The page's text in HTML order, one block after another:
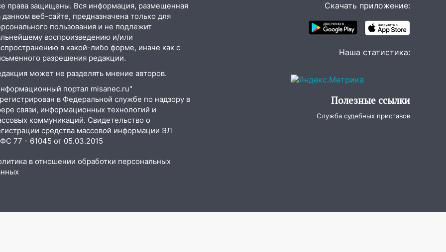
права защищены. Вся информация, размещенная
данном веб-сайте, предназначена только для
пользования и не подлежит
воспроизведению и/или
в какой-либо форме, иначе как с
разрешения редакции.
может не разделять мнение авторов.
портал misanec.ru"
в Федеральной службе по надзору в
связи, информационных технологий и
коммуникаций. Свидетельство о
средства массовой информации ЭЛ
77 - 61045 от 05.03.2015
в отношении обработки персональных
Скачать приложение:
Наша статистика:
Полезные ссылки
Служба судебных приставов